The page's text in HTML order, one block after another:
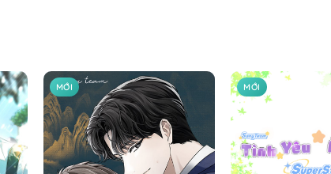
MỚI MỚI